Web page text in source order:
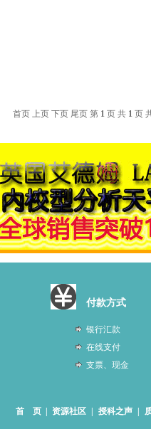
首页 上页 下页 尾页 第 1 页 共 1 页
付款方式
银行汇款
在线支付
支票、现金
首 页 资源社区 授科之声